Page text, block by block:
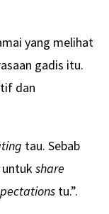
yang melihat
gadis itu.
dan
tau. Sebab
untukshare
tu.”.